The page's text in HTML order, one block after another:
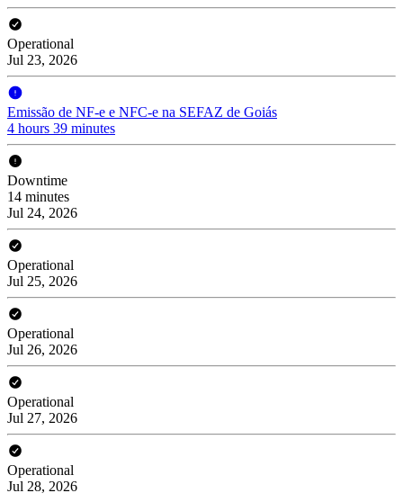
Operational
Jul 23, 2026
Emissão de NF-e e NFC-e na SEFAZ de Goiás
4 hours 39 minutes
Downtime
14 minutes
Jul 24, 2026
Operational
Jul 25, 2026
Operational
Jul 26, 2026
Operational
Jul 27, 2026
Operational
Jul 28, 2026